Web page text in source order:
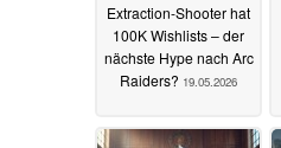
Extraction-Shooter hat
100K Wishlists – der
nächste Hype nach Arc
Raiders? 19.05.2026